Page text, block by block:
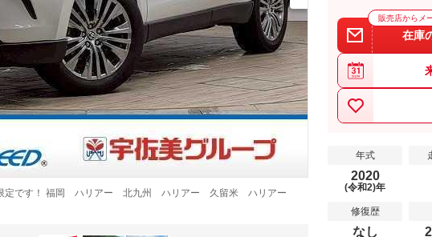
定です！ 福岡 ハリアー 北九州 ハリアー 久留米 ハリアー
販売店からメ
在庫
年式
2020
(令和2)年
修復歴
なし